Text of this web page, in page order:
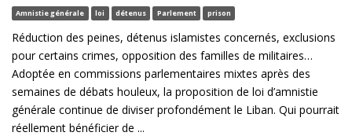
Amnistie générale loi détenus Parlement prison
Réduction des peines, détenus islamistes concernés, exclusions
pour certains crimes, opposition des familles de militaires…
Adoptée en commissions parlementaires mixtes après des
semaines de débats houleux, la proposition de loi d’amnistie
générale continue de diviser profondément le Liban. Qui pourrait
réellement bénéficier de ...